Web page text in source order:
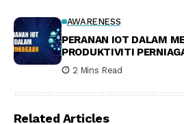
AWARENESS
PERANAN IOT DALAM
PRODUKTIVITI
2 Mins Read
Related Articles